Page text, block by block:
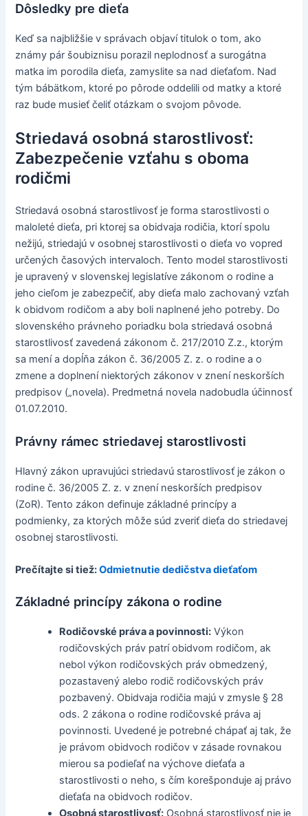
Dôsledky pre dieťa
Keď sa najbližšie v správach objaví titulok o tom, ako
známy pár šoubiznisu porazil neplodnosť a surogátna
matka im porodila dieťa, zamyslite sa nad dieťaťom. Nad
tým bábätkom, ktoré po pôrode oddelili od matky a ktoré
raz bude musieť čeliť otázkam o svojom pôvode.
Striedavá osobná starostlivosť:
Zabezpečenie vzťahu s oboma
rodičmi
Striedavá osobná starostlivosť je forma starostlivosti o
maloleté dieťa, pri ktorej sa obidvaja rodičia, ktorí spolu
nežijú, striedajú v osobnej starostlivosti o dieťa vo vopred
určených časových intervaloch. Tento model starostlivosti
je upravený v slovenskej legislatíve zákonom o rodine a
jeho cieľom je zabezpečiť, aby dieťa malo zachovaný vzťah
k obidvom rodičom a aby boli naplnené jeho potreby. Do
slovenského právneho poriadku bola striedavá osobná
starostlivosť zavedená zákonom č. 217/2010 Z.z., ktorým
sa mení a dopĺňa zákon č. 36/2005 Z. z. o rodine a o
zmene a doplnení niektorých zákonov v znení neskorších
predpisov („novela). Predmetná novela nadobudla účinnosť
01.07.2010.
Právny rámec striedavej starostlivosti
Hlavný zákon upravujúci striedavú starostlivosť je zákon o
rodine č. 36/2005 Z. z. v znení neskorších predpisov
(ZoR). Tento zákon definuje základné princípy a
podmienky, za ktorých môže súd zveriť dieťa do striedavej
osobnej starostlivosti.
Prečítajte si tiež:Odmietnutie dedičstva dieťaťom
Základné princípy zákona o rodine
Rodičovské práva a povinnosti: Výkon
rodičovských práv patrí obidvom rodičom, ak
nebol výkon rodičovských práv obmedzený,
pozastavený alebo rodič rodičovských práv
pozbavený. Obidvaja rodičia majú v zmysle § 28
ods. 2 zákona o rodine rodičovské práva aj
povinnosti. Uvedené je potrebné chápať aj tak, že
je právom obidvoch rodičov v zásade rovnakou
mierou sa podieľať na výchove dieťaťa a
starostlivosti o neho, s čím korešponduje aj právo
dieťaťa na obidvoch rodičov.
Osobná starostlivosť: Osobná starostlivosť nie je